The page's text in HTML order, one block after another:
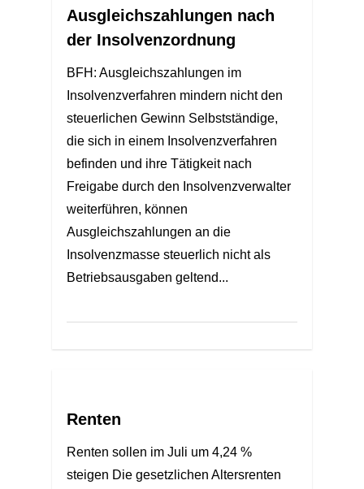
Ausgleichszahlungen nach
der Insolvenzordnung
BFH: Ausgleichszahlungen im
Insolvenzverfahren mindern nicht den
steuerlichen Gewinn Selbstständige,
die sich in einem Insolvenzverfahren
befinden und ihre Tätigkeit nach
Freigabe durch den Insolvenzverwalter
weiterführen, können
Ausgleichszahlungen an die
Insolvenzmasse steuerlich nicht als
Betriebsausgaben geltend...
Renten
Renten sollen im Juli um 4,24 %
steigen Die gesetzlichen Altersrenten